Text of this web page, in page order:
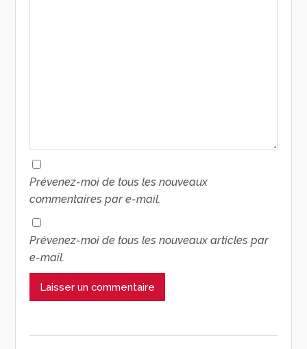
Prévenez-moi de tous les nouveaux
commentaires par e-mail.
Prévenez-moi de tous les nouveaux articles par
e-mail.